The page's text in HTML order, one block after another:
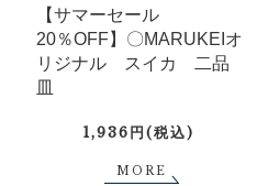
【サマーセール
20％OFF】〇MARUKEIオ
リジナル スイカ 二品
皿
1,936円(税込)
MORE